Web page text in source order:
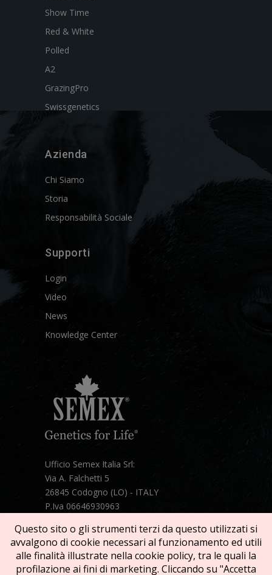
Show Time
Red & White
Polled
A2
GrazingPro
Swissgenetics
Azienda
Chi Siamo
Storia
Responsabilità Sociale
Supporti
Login
Video
News
Knowledge Center
Ufficio Semex Italia Srl:
Via A. Falchetti 5
26845 Codogno (LO) - ITALY
P.Iva 06646930963
Mail: semex@semexitalia.it
Guarda la mappa
Questo sito o gli strumenti terzi da questo utilizzati si
avvalgono di cookie necessari al funzionamento ed utili
alle finalità illustrate nella cookie policy, tra le quali la
profilazione ai fini di marketing. Cliccando su "Accetta